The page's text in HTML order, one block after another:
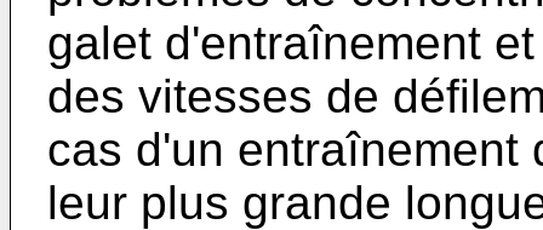
galet d'entraîne­ment
des vitesses de
cas d'un entraînement
leur plus grande